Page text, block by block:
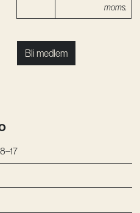
moms.
Bli medlem